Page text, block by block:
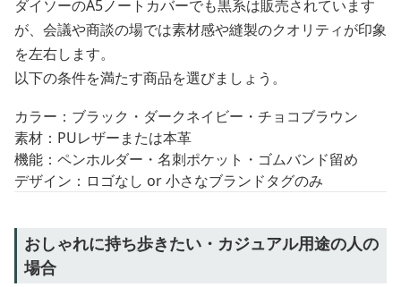
ダイソーのA5ノートカバーでも黒系は販売されています
が、会議や商談の場では素材感や縫製のクオリティが印象
を左右します。
以下の条件を満たす商品を選びましょう。
カラー：ブラック・ダークネイビー・チョコブラウン
素材：PUレザーまたは本革
機能：ペンホルダー・名刺ポケット・ゴムバンド留め
デザイン：ロゴなし or 小さなブランドタグのみ
おしゃれに持ち歩きたい・カジュアル用途の人の
場合